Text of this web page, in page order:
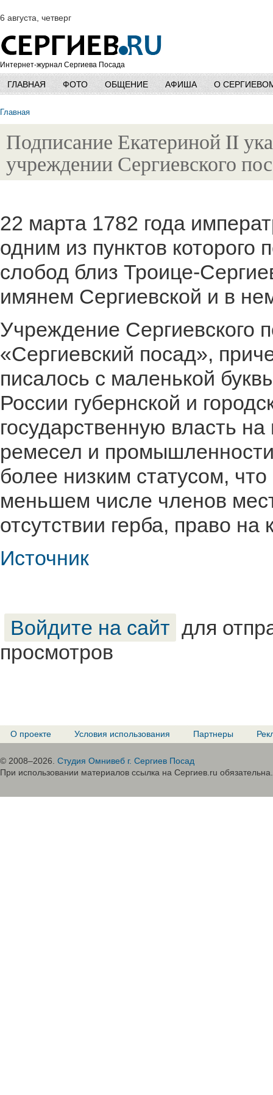
6 августа, четверг
Интернет-журнал Сергиева Посада
ГЛАВНАЯ ФОТО ОБЩЕНИЕ АФИША О
Главная
Подписание Екатериной II
учреждении Сергиевского
22 марта 1782 года
одним из пунктов которого
слобод близ Троице-
имянем Сергиевской и в
Учреждение Сергиевского
«Сергиевский посад»,
писалось с маленькой
России губернской и
государственную власть
ремесел и
более низким статусом,
меньшем числе членов
отсутствии герба, право
Источник
Войдите на сайт для
просмотров
О проекте Условия использования Партнеры
© 2008–2026. Студия Омнивеб г. Сергиев Посад
При использовании материалов ссылка на Сергиев.ru обязательна.